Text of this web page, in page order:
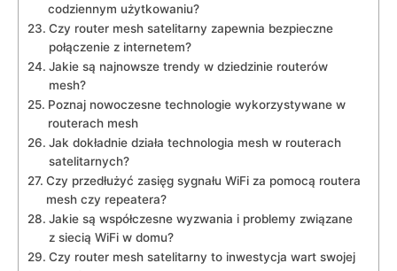
codziennym użytkowaniu?
Czy router mesh satelitarny zapewnia bezpieczne
połączenie z internetem?
Jakie są najnowsze trendy w dziedzinie routerów
mesh?
Poznaj nowoczesne technologie wykorzystywane w
routerach mesh
Jak dokładnie działa technologia mesh w routerach
satelitarnych?
Czy przedłużyć zasięg sygnału WiFi za pomocą routera
mesh czy repeatera?
Jakie są współczesne wyzwania i problemy związane
z siecią WiFi w domu?
Czy router mesh satelitarny to inwestycja wart swojej